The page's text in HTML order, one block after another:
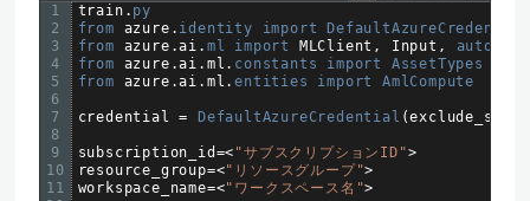
1
2
3
4
5
6
7
8
9
10
11
train . py
from azure . identity import
DefaultAzureCredential
from azure .ai . ml import MLClient , Input ,
automl
from azure .ai . ml . constants import AssetTypes
from azure .ai . ml .entities import AmlCompute
credential = DefaultAzureCredential (
subscription_id =< "サブスクリプションID">
resource_group=<"リソースグループ">
workspace_name=<"ワークスペース名">